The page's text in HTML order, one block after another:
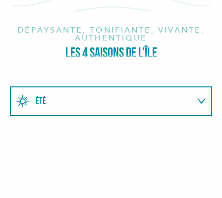
DÉPAYSANTE, TONIFIANTE, VIVANTE,
AUTHENTIQUE
LES 4 SAISONS DE L'ÎLE
ÉTÉ